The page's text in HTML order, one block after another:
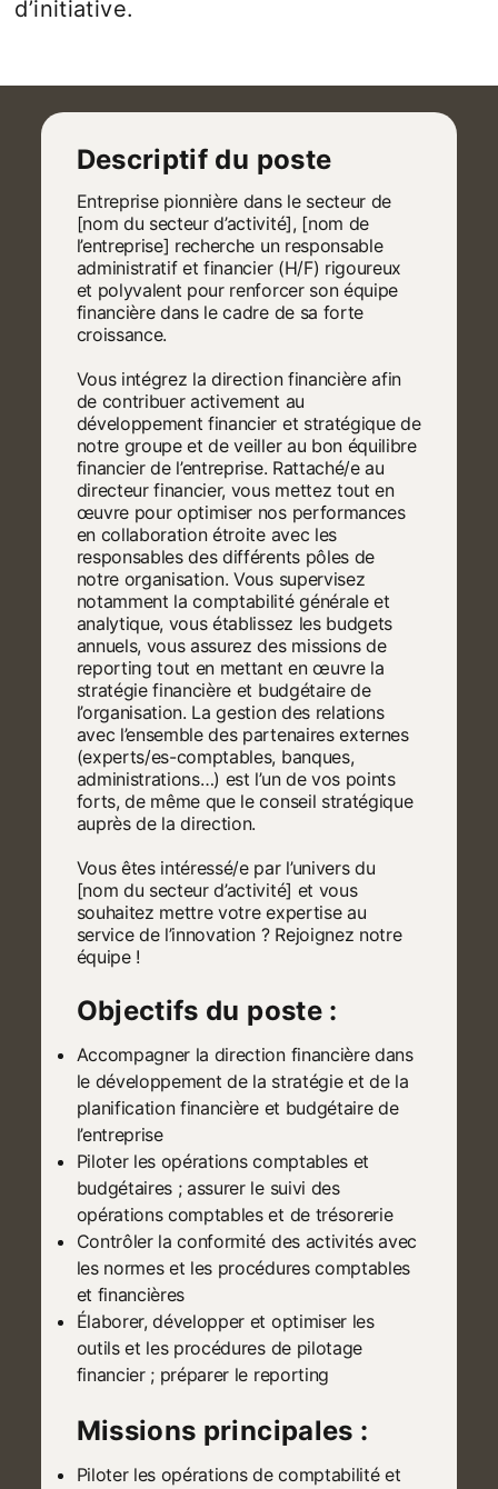
d’initiative.
Descriptif du poste
Entreprise pionnière dans le secteur de
[nom du secteur d’activité], [nom de
l’entreprise] recherche un responsable
administratif et financier (H/F) rigoureux
et polyvalent pour renforcer son équipe
financière dans le cadre de sa forte
croissance.
Vous intégrez la direction financière afin
de contribuer activement au
développement financier et stratégique de
notre groupe et de veiller au bon équilibre
financier de l’entreprise. Rattaché/e au
directeur financier, vous mettez tout en
œuvre pour optimiser nos performances
en collaboration étroite avec les
responsables des différents pôles de
notre organisation. Vous supervisez
notamment la comptabilité générale et
analytique, vous établissez les budgets
annuels, vous assurez des missions de
reporting tout en mettant en œuvre la
stratégie financière et budgétaire de
l’organisation. La gestion des relations
avec l’ensemble des partenaires externes
(experts/es-comptables, banques,
administrations…) est l’un de vos points
forts, de même que le conseil stratégique
auprès de la direction.
Vous êtes intéressé/e par l’univers du
[nom du secteur d’activité] et vous
souhaitez mettre votre expertise au
service de l’innovation ? Rejoignez notre
équipe !
Objectifs du poste :
Accompagner la direction financière dans
le développement de la stratégie et de la
planification financière et budgétaire de
l’entreprise
Piloter les opérations comptables et
budgétaires ; assurer le suivi des
opérations comptables et de trésorerie
Contrôler la conformité des activités avec
les normes et les procédures comptables
et financières
Élaborer, développer et optimiser les
outils et les procédures de pilotage
financier ; préparer le reporting
Missions principales :
Piloter les opérations de comptabilité et